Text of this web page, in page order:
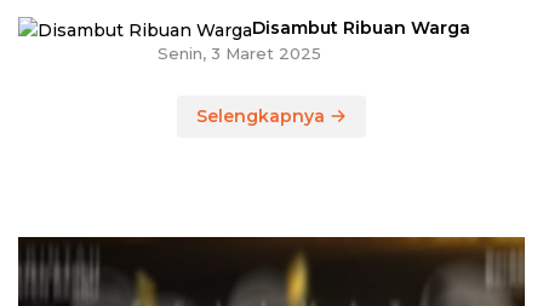
Disambut Ribuan Warga
Senin, 3 Maret 2025
Selengkapnya